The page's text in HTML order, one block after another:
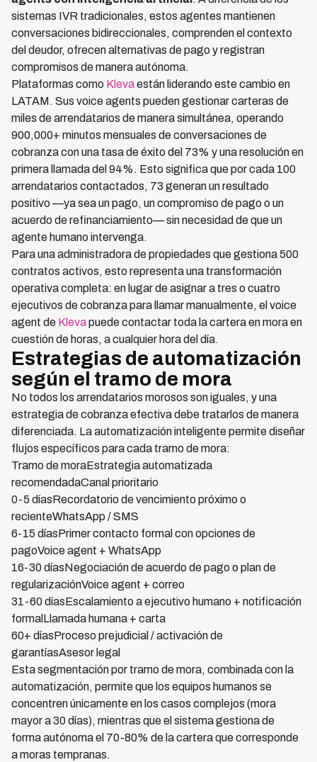
sistemas IVR tradicionales, estos agentes mantienen
conversaciones bidireccionales, comprenden el contexto
del deudor, ofrecen alternativas de pago y registran
compromisos de manera autónoma.
Plataformas como Klevaestán liderando este cambio en
LATAM. Sus voice agents pueden gestionar carteras de
miles de arrendatarios de manera simultánea, operando
900,000+ minutos mensuales de conversaciones de
cobranza con una tasa de éxito del 73% y una resolución en
primera llamada del 94%. Esto significa que por cada 100
arrendatarios contactados, 73 generan un resultado
positivo —ya sea un pago, un compromiso de pago o un
acuerdo de refinanciamiento— sin necesidad de que un
agente humano intervenga.
Para una administradora de propiedades que gestiona 500
contratos activos, esto representa una transformación
operativa completa: en lugar de asignar a tres o cuatro
ejecutivos de cobranza para llamar manualmente, el voice
agent de Klevapuede contactar toda la cartera en mora en
cuestión de horas, a cualquier hora del día.
Estrategias de automatización
según el tramo de mora
No todos los arrendatarios morosos son iguales, y una
estrategia de cobranza efectiva debe tratarlos de manera
diferenciada. La automatización inteligente permite diseñar
flujos específicos para cada tramo de mora:
Tramo de moraEstrategia automatizada
recomendadaCanal prioritario
0-5 díasRecordatorio de vencimiento próximo o
recienteWhatsApp / SMS
6-15 díasPrimer contacto formal con opciones de
pagoVoice agent + WhatsApp
16-30 díasNegociación de acuerdo de pago o plan de
regularizaciónVoice agent + correo
31-60 díasEscalamiento a ejecutivo humano + notificación
formalLlamada humana + carta
60+ díasProceso prejudicial / activación de
garantíasAsesor legal
Esta segmentación por tramo de mora, combinada con la
automatización, permite que los equipos humanos se
concentren únicamente en los casos complejos (mora
mayor a 30 días), mientras que el sistema gestiona de
forma autónoma el 70-80% de la cartera que corresponde
a moras tempranas.